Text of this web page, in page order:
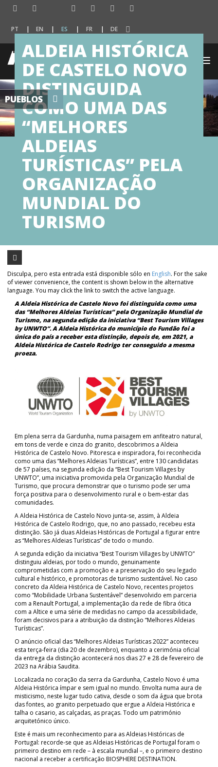
PT EN ES FR DE
PUEBLOS
ALDEIA HISTÓRICA
DE CASTELO NOVO
DISTINGUIDA
COMO UMA DAS
“MELHORES
ALDEIAS
TURÍSTICAS” PELA
ORGANIZAÇÃO
MUNDIAL DO
TURISMO
Disculpa, pero esta entrada está disponible sólo en English. For the sake
of viewer convenience, the content is shown below in the alternative
language. You may click the link to switch the active language.
A Aldeia Histórica de Castelo Novo foi distinguida como uma
das “Melhores Aldeias Turísticas” pela Organização Mundial de
Turismo, na segunda edição da iniciativa “Best Tourism Villages
by UNWTO”. A Aldeia Histórica do município do Fundão foi a
única do país a receber esta distinção, depois de, em 2021, a
Aldeia Histórica de Castelo Rodrigo ter conseguido a mesma
proeza.
Em plena serra da Gardunha, numa paisagem em anfiteatro natural,
em tons de verde e cinza do granito, descobrimos a Aldeia
Histórica de Castelo Novo. Pitoresca e inspiradora, foi reconhecida
como uma das “Melhores Aldeias Turísticas”, entre 130 candidatas
de 57 países, na segunda edição da “Best Tourism Villages by
UNWTO”, uma iniciativa promovida pela Organização Mundial de
Turismo, que procura demonstrar que o turismo pode ser uma
força positiva para o desenvolvimento rural e o bem-estar das
comunidades.
A Aldeia Histórica de Castelo Novo junta-se, assim, à Aldeia
Histórica de Castelo Rodrigo, que, no ano passado, recebeu esta
distinção. São já duas Aldeias Históricas de Portugal a figurar entre
as “Melhores Aldeias Turísticas” de todo o mundo.
A segunda edição da iniciativa “Best Tourism Villages by UNWTO”
distinguiu aldeias, por todo o mundo, genuinamente
comprometidas com a promoção e a preservação do seu legado
cultural e histórico, e promotoras de turismo sustentável. No caso
concreto da Aldeia Histórica de Castelo Novo, recentes projetos
como “Mobilidade Urbana Sustentável” desenvolvido em parceria
com a Renault Portugal, a implementação da rede de fibra ótica
com a Altice e uma série de medidas no campo da acessibilidade,
foram decisivos para a atribuição da distinção “Melhores Aldeias
Turísticas”.
O anúncio oficial das “Melhores Aldeias Turísticas 2022” aconteceu
esta terça-feira (dia 20 de dezembro), enquanto a cerimónia oficial
da entrega da distinção acontecerá nos dias 27 e 28 de fevereiro de
2023 na Arábia Saudita.
Localizada no coração da serra da Gardunha, Castelo Novo é uma
Aldeia Histórica ímpar e sem igual no mundo. Envolta numa aura de
misticismo, neste lugar tudo cativa, desde o som da água que brota
das fontes, ao granito perpetuado que ergue a Aldeia Histórica e
talha o casario, as calçadas, as praças. Todo um património
arquitetónico único.
Este é mais um reconhecimento para as Aldeias Históricas de
Portugal: recorde-se que as Aldeias Históricas de Portugal foram o
primeiro destino em rede – à escala mundial –, e o primeiro destino
nacional a receber a certificação BIOSPHERE DESTINATION.